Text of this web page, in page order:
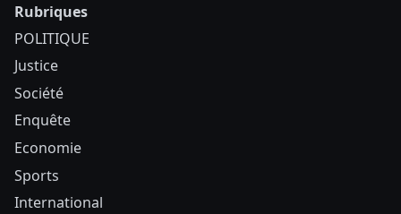
Rubriques
POLITIQUE
Justice
Société
Enquête
Economie
Sports
International